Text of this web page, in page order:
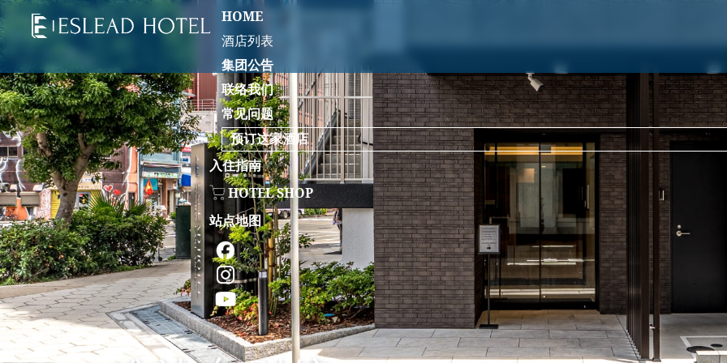
HOME
酒店列表
集团公告
联络我们
常见问题
预订这家酒店
入住指南
HOTEL SHOP
站点地图